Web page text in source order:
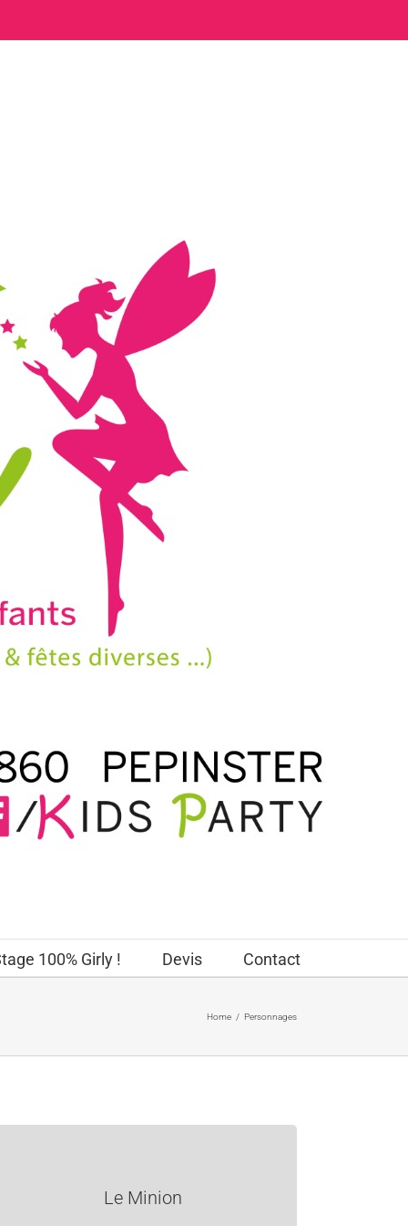
100% Girly ! Devis Contact
Home / Personnages
Le Minion